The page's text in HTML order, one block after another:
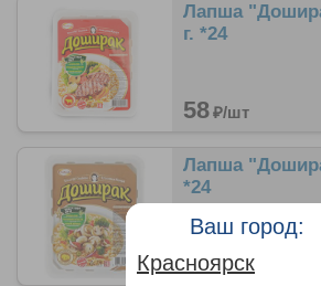
Лапша
г. *24
58₽/шт
Лапша
*24
58₽/шт
Ваш город:
Красноярск